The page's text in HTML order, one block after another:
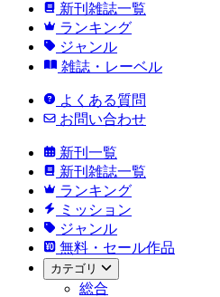
新刊雑誌一覧
ランキング
ジャンル
雑誌・レーベル
よくある質問
お問い合わせ
新刊一覧
新刊雑誌一覧
ランキング
ミッション
ジャンル
無料・セール作品
カテゴリ
総合